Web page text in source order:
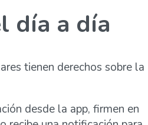
día a día
tienen derechos sobre la
desde la app, firmen en